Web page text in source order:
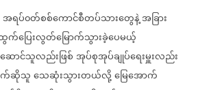
အရပ်၀တ်စစ်ကောင်စီတပ်သားတွေနဲ့အခြား
က်ပြေးလွတ်မြောက်သွားခဲ့ပေမယ့်
ဆောင်သူလည်းဖြစ်အုပ်စုအုပ်ချုပ်ရေးမှူးလည်း
က်ဆိုသူသေဆုံးသွားတယ်လို့မြေအောက်